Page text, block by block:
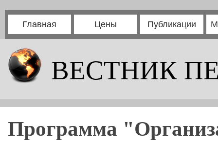
Главная Цены Публикации
ВЕСТНИК
Программа